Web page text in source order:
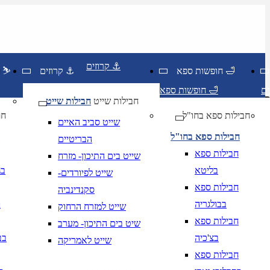
חופשות סקי ⛷️
קרוזים ⚓ קרוזים ⚓
חבילות שייט חבילות שייט
שייט סביב האיים
הבריטיים
שייט בים התיכון- מזרח
שייט לפיורדים-
סקנדינביה
שייט למזרח הרחוק
שיט בים התיכון- מערב
שייט לאמריקה
חופשות ספא 🛁
חופשות ספא 🛁
חבילות ספא בחו"ל
חבילות ספא בחו"ל
חבילות ספא
בליטא
חבילות ספא
בבולגריה
חבילות ספא
בצ'כיה
חבילות ספא
יום בשתי ספרות קו נטוי חודש בשתי ספרות קו נטוי שנה בשתי ספרות
יום בשתי ספרות קו נטוי חודש בשתי ספרות קו נטוי שנה בשתי ספרות